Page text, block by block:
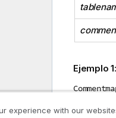
Ejemplo 1:
mapping
experience with our